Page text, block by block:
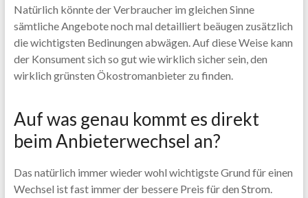
Natürlich könnte der Verbraucher im gleichen Sinne
sämtliche Angebote noch mal detailliert beäugen zusätzlich
die wichtigsten Bedinungen abwägen. Auf diese Weise kann
der Konsument sich so gut wie wirklich sicher sein, den
wirklich grünsten Ökostromanbieter zu finden.
Auf was genau kommt es direkt
beim Anbieterwechsel an?
Das natürlich immer wieder wohl wichtigste Grund für einen
Wechsel ist fast immer der bessere Preis für den Strom.